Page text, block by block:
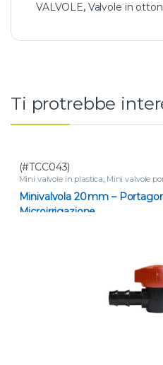
VALVOLE, Valvole in
Ti protrebbe
(#TCC043)
Mini valvole in plastica, Mini valvole
Minivalvola 20 mm –
Microirrigazione